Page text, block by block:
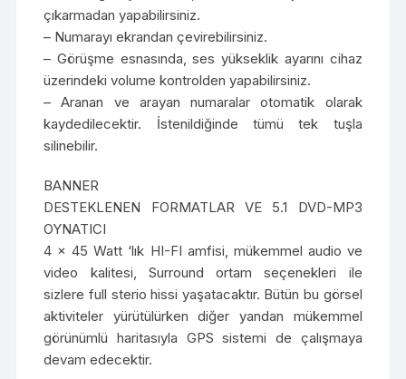
çıkarmadan yapabilirsiniz.
– Numarayı ekrandan çevirebilirsiniz.
– Görüşme esnasında, ses yükseklik ayarını cihaz
üzerindeki volume kontrolden yapabilirsiniz.
– Aranan ve arayan numaralar otomatik olarak
kaydedilecektir. İstenildiğinde tümü tek tuşla
silinebilir.
BANNER
DESTEKLENEN FORMATLAR VE 5.1 DVD-MP3
OYNATICI
4 x 45 Watt ‘lık HI-FI amfisi, mükemmel audio ve
video kalitesi, Surround ortam seçenekleri ile
sizlere full sterio hissi yaşatacaktır. Bütün bu görsel
aktiviteler yürütülürken diğer yandan mükemmel
görünümlü haritasıyla GPS sistemi de çalışmaya
devam edecektir.